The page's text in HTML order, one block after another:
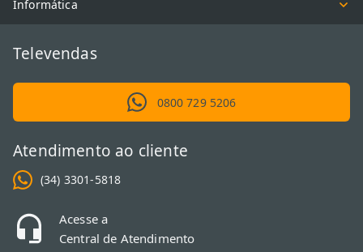
Informática
Televendas
0800 729 5206
Atendimento ao cliente
(34) 3301-5818
Acesse a
Central de Atendimento